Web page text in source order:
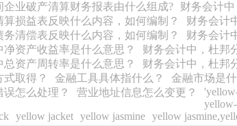
业破产清算财务报表由什么组成?
财务会计
损益表反映什么内容，如何编制？
财务会计
清偿表反映什么内容，如何编制？
财务会计
资产收益率是什么意思？
财务会计中，杜邦
资产周转率是什么意思？
财务会计中，杜邦
取得？
金融工具具体指什么？ 金融市场是
怎么处理？
营业地址信息怎么变更？
yellow jacket yellow jasmine yellow